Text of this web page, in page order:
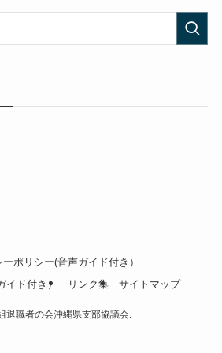
ポリシー(音声ガイド付き）
イド付き）
リンク集 サイトマップ
退職者の会沖縄県支部協議会.